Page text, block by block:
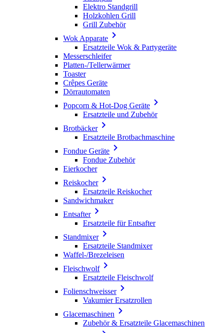
Elektro Standgrill
Holzkohlen Grill
Grill Zubehör
Wok Apparate 
Ersatzteile Wok & Partygeräte
Messerschleifer
Platten-/Tellerwärmer
Toaster
Crêpes Geräte
Dörrautomaten
Popcorn & Hot-Dog Geräte 
Ersatzteile und Zubehör
Brotbäcker
Ersatzteile Brotbachmaschine
Fondue Geräte 
Fondue Zubehör
Eierkocher
Reiskocher
Ersatzteile Reiskocher
Sandwichmaker
Entsafter
Ersatzteile für Entsafter
Standmixer
Ersatzteile Standmixer
Waffel-/Brezeleisen
Fleischwolf
Ersatzteile Fleischwolf
Folienschweisser
Vakumier Ersatzrollen
Glacemaschinen 
Zubehör & Ersatzteile Glacemaschinen